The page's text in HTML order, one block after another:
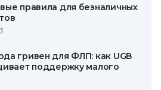
правила для безналичных
гривен для ФЛП: как UGB
поддержку малого